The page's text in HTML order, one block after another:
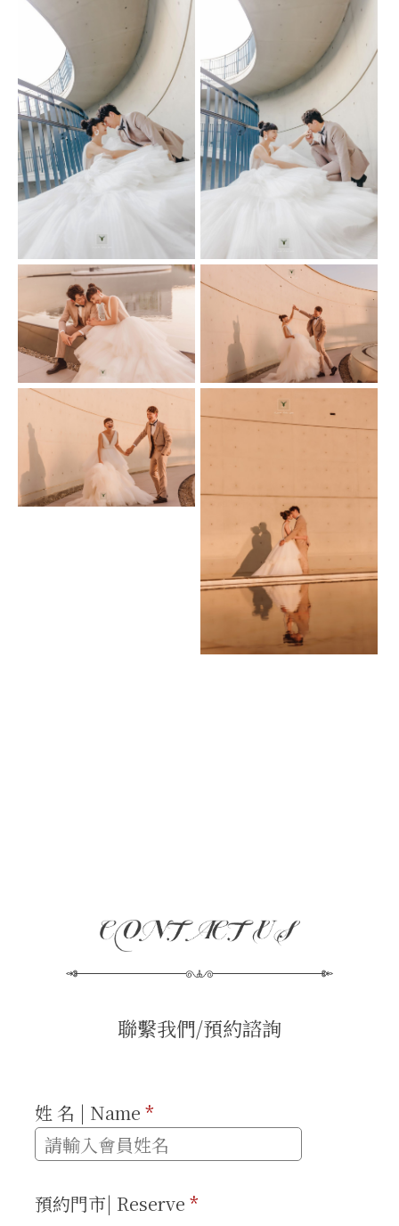
聯繫我們/預約諮詢
姓 名 | Name*
預約門市| Reserve*